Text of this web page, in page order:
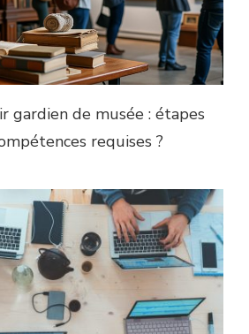
gardien de musée : étapes
requises ?